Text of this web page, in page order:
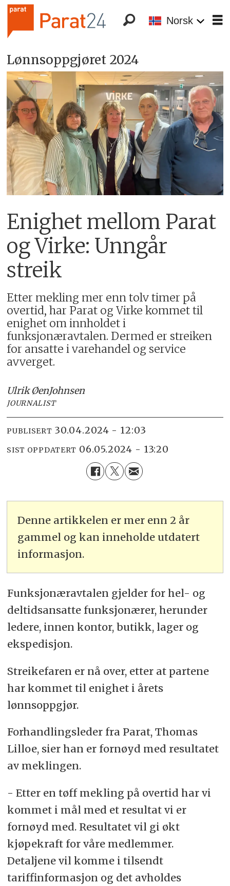
Norsk
Lønnsoppgjøret 2024
Enighet mellom Parat
og Virke: Unngår
streik
Etter mekling mer enn tolv timer på
overtid, har Parat og Virke kommet til
enighet om innholdet i
funksjonæravtalen. Dermed er streiken
for ansatte i varehandel og service
avverget.
Ulrik ØenJohnsen
JOURNALIST
PUBLISERT 30.04.2024 - 12:03
SIST OPPDATERT 06.05.2024 - 13:20
Denne artikkelen er mer enn 2 år
gammel og kan inneholde utdatert
informasjon.
Funksjonæravtalen gjelder for hel- og
deltidsansatte funksjonærer, herunder
ledere, innen kontor, butikk, lager og
ekspedisjon.
Streikefaren er nå over, etter at partene
har kommet til enighet i årets
lønnsoppgjør.
Forhandlingsleder fra Parat, Thomas
Lilloe, sier han er fornøyd med resultatet
av meklingen.
- Etter en tøff mekling på overtid har vi
kommet i mål med et resultat vi er
fornøyd med. Resultatet vil gi økt
kjøpekraft for våre medlemmer.
Detaljene vil komme i tilsendt
tariffinformasjon og det avholdes